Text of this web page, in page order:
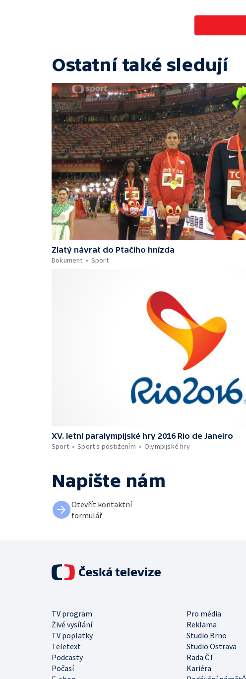
Ostatní také sledují
Zlatý návrat do Ptačího hnízda
Dokument
Sport
XV. letní paralympijské hry 2016 Rio de Janeiro
Sport
Sport s postižením Olympijské hry
Napište nám
Otevřít kontaktní
formulář
TV program
Pro média
Živé vysílání
Reklama
TV poplatky
Studio Brno
Teletext
Studio Ostrava
Podcasty
Rada ČT
Počasí
Kariéra